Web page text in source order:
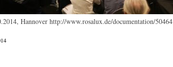
Hannover http://www.rosalux.de/documentation/50464